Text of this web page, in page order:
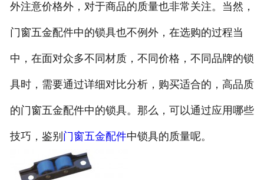
外注意价格外，对于商品的质量也非常关注。当然，
门窗五金配件中的锁具也不例外，在选购的过程当
中，在面对众多不同材质，不同价格，不同品牌的锁
具时，需要通过详细对比分析，购买适合的，高品质
的门窗五金配件中的锁具。那么，可以通过应用哪些
技巧，鉴别 门窗五金配件中锁具的质量呢。